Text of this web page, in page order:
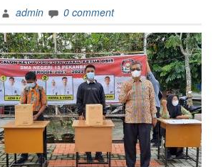
admin
0 comment